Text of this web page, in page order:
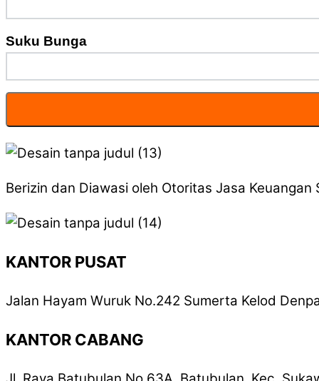
Suku Bunga
Berizin dan Diawasi oleh Otoritas Jasa
KANTOR PUSAT
Jalan Hayam Wuruk No.242 Sumerta Kelod
KANTOR CABANG